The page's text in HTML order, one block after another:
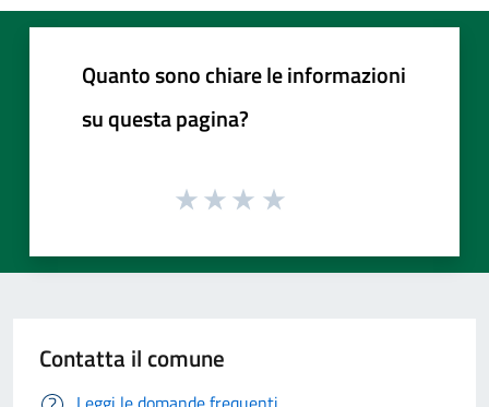
Quanto sono chiare le informazioni
su questa pagina?
Contatta il comune